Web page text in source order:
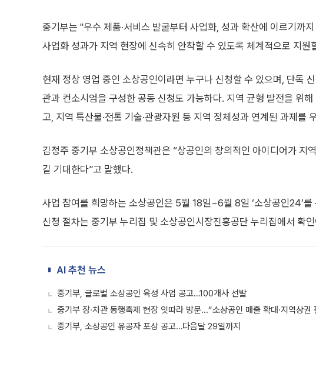
중기부는 "우수 제품·서비스 발굴부터 사업화, 성과 확산에 이르기까
사업화 성과가 지역 현장에 신속히 안착할 수 있도록 체계적으로 지원
현재 정상 영업 중인 소상공인이라면 누구나 신청할 수 있으며, 단독
관과 컨소시엄을 구성한 공동 신청도 가능하다. 지역 균형 발전을 위
고, 지역 특산물·전통 기술·관광자원 등 지역 정체성과 연계된 과제를
김정주 중기부 소상공인정책관은 “상공인의 창의적인 아이디어가 지
길 기대한다”고 말했다.
사업 참여를 희망하는 소상공인은 5월 18일~6월 8일 ‘소상공인24’
신청 절차는 중기부 누리집 및 소상공인시장진흥공단 누리집에서 확
AI 추천 뉴스
중기부, 글로벌 소상공인 육성 사업 공고…100개사 선발
중기부 장·차관 동행축제 현장 잇따라 방문...“소상공인 매출 확대·지역상권
중기부, 소상공인 유공자 포상 공고…다음달 29일까지